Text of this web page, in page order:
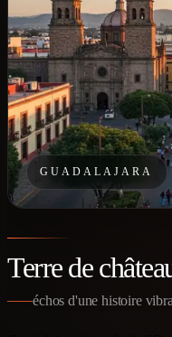
GUADALAJARA
Terre de
échos d'une histoire